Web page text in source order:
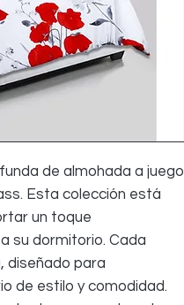
de almohada a juego
Esta colección está
un toque
su dormitorio. Cada
diseñado para
de estilo y comodidad.